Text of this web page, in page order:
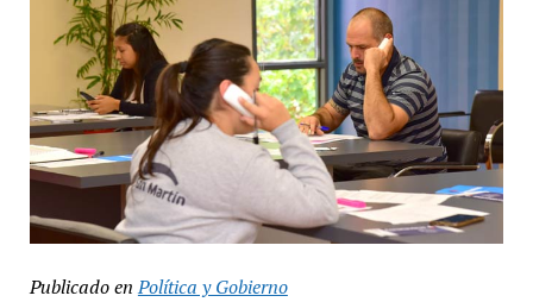
Publicado en Política y Gobierno